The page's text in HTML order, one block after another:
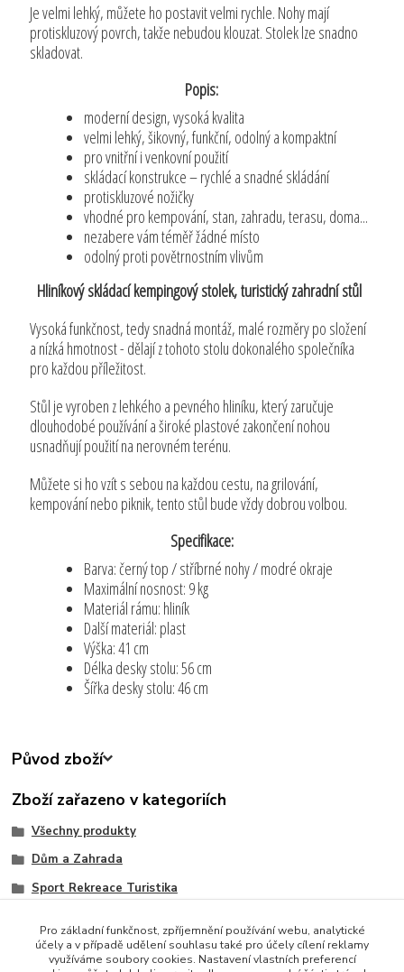
Je velmi lehký, můžete ho postavit velmi rychle. Nohy mají
protiskluzový povrch, takže nebudou klouzat. Stolek lze snadno
skladovat.
Popis:
moderní design, vysoká kvalita
velmi lehký, šikovný, funkční, odolný a kompaktní
pro vnitřní i venkovní použití
skládací konstrukce – rychlé a snadné skládání
protiskluzové nožičky
vhodné pro kempování, stan, zahradu, terasu, doma...
nezabere vám téměř žádné místo
odolný proti povětrnostním vlivům
Hliníkový skládací kempingový stolek, turistický zahradní stůl
Vysoká funkčnost, tedy snadná montáž, malé rozměry po složení
a nízká hmotnost - dělají z tohoto stolu dokonalého společníka
pro každou příležitost.
Stůl je vyroben z lehkého a pevného hliníku, který zaručuje
dlouhodobé používání a široké plastové zakončení nohou
usnadňují použití na nerovném terénu.
Můžete si ho vzít s sebou na každou cestu, na grilování,
kempování nebo piknik, tento stůl bude vždy dobrou volbou.
Specifikace:
Barva: černý top / stříbrné nohy / modré okraje
Maximální nosnost: 9 kg
Materiál rámu: hliník
Další materiál: plast
Výška: 41 cm
Délka desky stolu: 56 cm
Šířka desky stolu: 46 cm
Původ zboží
Zboží zařazeno v kategoriích
Všechny produkty
Dům a Zahrada
Sport Rekreace Turistika
Zahrada
Pro základní funkčnost, zpříjemnění používání webu, analytické
účely a v případě udělení souhlasu také pro účely cílení reklamy
využíváme soubory cookies. Nastavení vlastních preferencí